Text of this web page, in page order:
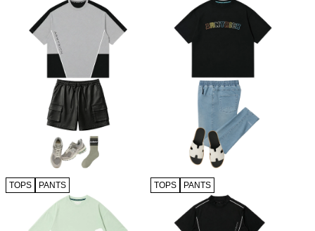
TOPS PANTS TOPS PANTS